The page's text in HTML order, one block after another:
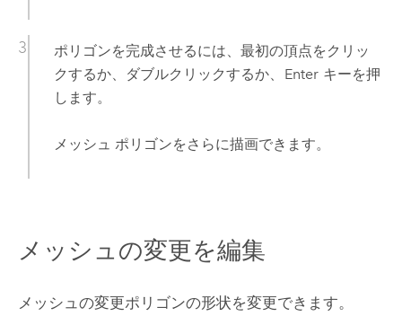
ポリゴンを完成させるには、最初の頂点をクリッ
クするか、ダブルクリックするか、
Enter キーを押
します。
メッシュ ポリゴンをさらに描画できます。
メッシュの変更を編集
メッシュの変更ポリゴンの形状を変更できます。